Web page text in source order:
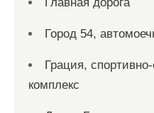
Город 54,
Грация,
комплекс